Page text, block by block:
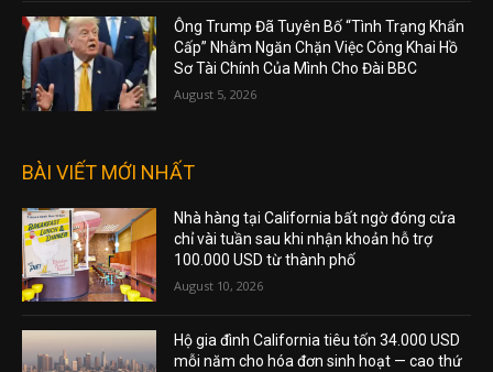
Ông Trump Đã Tuyên Bố “Tình Trạng Khẩn
Cấp” Nhằm Ngăn Chặn Việc Công Khai Hồ
Sơ Tài Chính Của Mình Cho Đài BBC
August 5, 2026
BÀI VIẾT MỚI NHẤT
Nhà hàng tại California bất ngờ đóng cửa
chỉ vài tuần sau khi nhận khoản hỗ trợ
100.000 USD từ thành phố
August 10, 2026
Hộ gia đình California tiêu tốn 34.000 USD
mỗi năm cho hóa đơn sinh hoạt — cao thứ